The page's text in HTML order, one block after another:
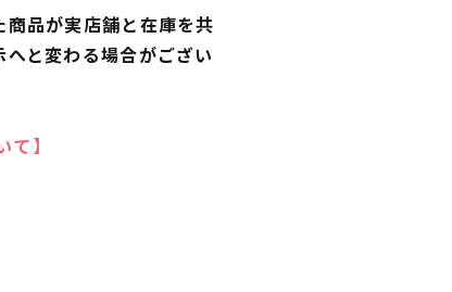
品が実店舗と在庫を共
と変わる場合がござい
】